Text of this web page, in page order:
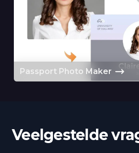
Passport Photo Maker
Veelgestelde